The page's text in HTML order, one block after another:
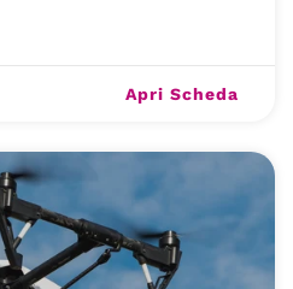
Apri Scheda